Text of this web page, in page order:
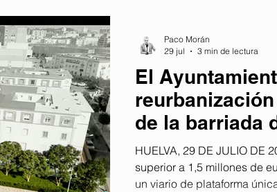
El
de la barriada
para comenzar
vuelta del
HUELVA, 29 DE JULIO DE
superior a 1,5 millones de
un viario de plataforma
Paco Morán
29 jul
3 min de lectura